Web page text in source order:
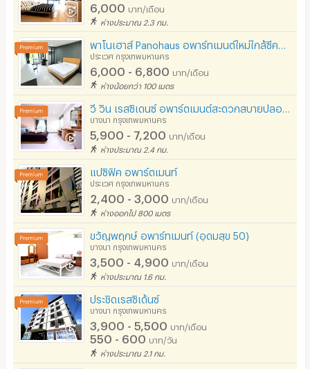
6,000 บาท/เดือน
ห่างประมาณ 2.3 กม.
ประเวศ กรุงเทพมหานคร
6,000 - 6,800 บาท/เดือน
ห่างน้อยกว่า 100 เมตร
บางนา กรุงเทพมหานคร
5,900 - 7,200 บาท/เดือน
ห่างประมาณ 2.4 กม.
แปซิฟิค อพาร์ตเมนท์
ประเวศ กรุงเทพมหานคร
2,400 - 3,000 บาท/เดือน
ห่างออกไป 800 เมตร
ขวัญพฤกษ์ อพาร์ทเมนท์ (อุดมสุข 50)
บางนา กรุงเทพมหานคร
3,500 - 4,900 บาท/เดือน
ห่างประมาณ 1.6 กม.
ประชิดเรสซิเด้นซ์
บางนา กรุงเทพมหานคร
3,900 - 5,500 บาท/เดือน
550 - 600 บาท/วัน
ห่างประมาณ 2.1 กม.